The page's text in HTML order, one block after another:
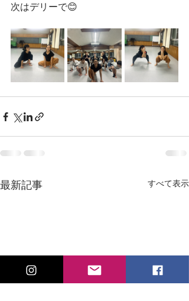
次はデリーで😊
最新記事 すべて表示